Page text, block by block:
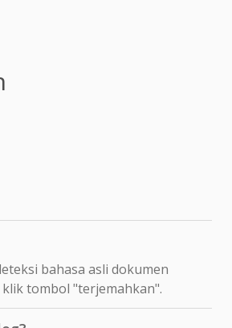
bahasa asli dokumen
tombol "terjemahkan".